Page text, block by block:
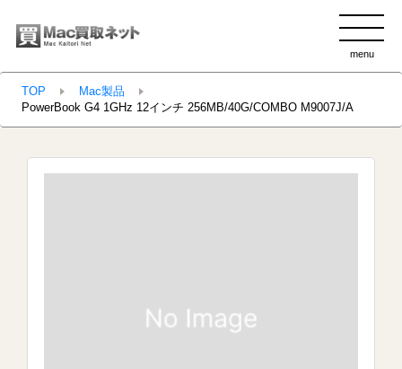
menu
TOP
Mac製品
PowerBook G4 1GHz 12インチ 256MB/40G/COMBO M9007J/A